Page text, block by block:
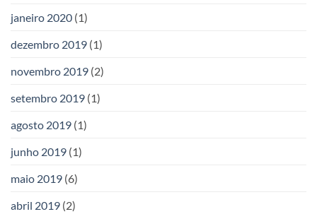
janeiro 2020 (1)
dezembro 2019 (1)
novembro 2019 (2)
setembro 2019 (1)
agosto 2019 (1)
junho 2019 (1)
maio 2019 (6)
abril 2019 (2)